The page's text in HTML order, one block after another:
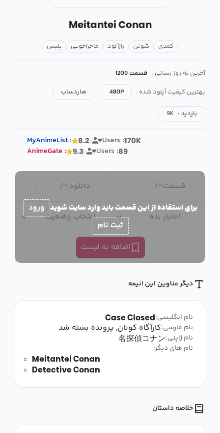
Meitantei Conan
کمدی شونن رازآلود ماجراجویی پلیس
آخرین به روز رسانی : قسمت 1209
بهترین کیفیت آپلود شده :
480P هاردساب
بازدید : 9K
MyAnimeList : 8.2 Users :170K
AnimeGate : 9.3 Users :89
قسمت~
/ دانلود~
/
امتیاز بده انتخاب وضعیت
اضافه به لیست
برای استفاده از این قسمت باید وارد سایت شوید ورود
ثبت نام
دیگر عناوین این انیمه
نام انگلیسی:Case Closed
نام فارسی:کارآگاه کونان, پرونده بسته شد
نام ژاپنی:名探偵コナン
نام های دیگر:
Meitantei Conan
Detective Conan
خلاصه داستان